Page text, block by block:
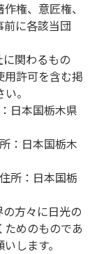
権、意匠権、
に各該当団
関わるもの
用許可を含む掲
。
日本国栃木県
：日本国栃木
所：日本国栃
方々に日光の
めのものであ
します。